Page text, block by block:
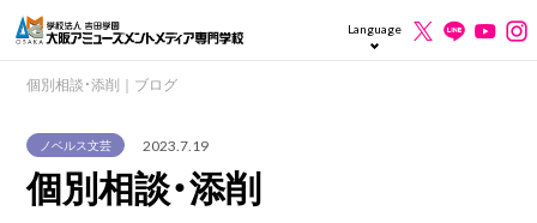
Language
個別相談・添削｜ブログ
ノベルス文芸 2023.7.19
個別相談・添削